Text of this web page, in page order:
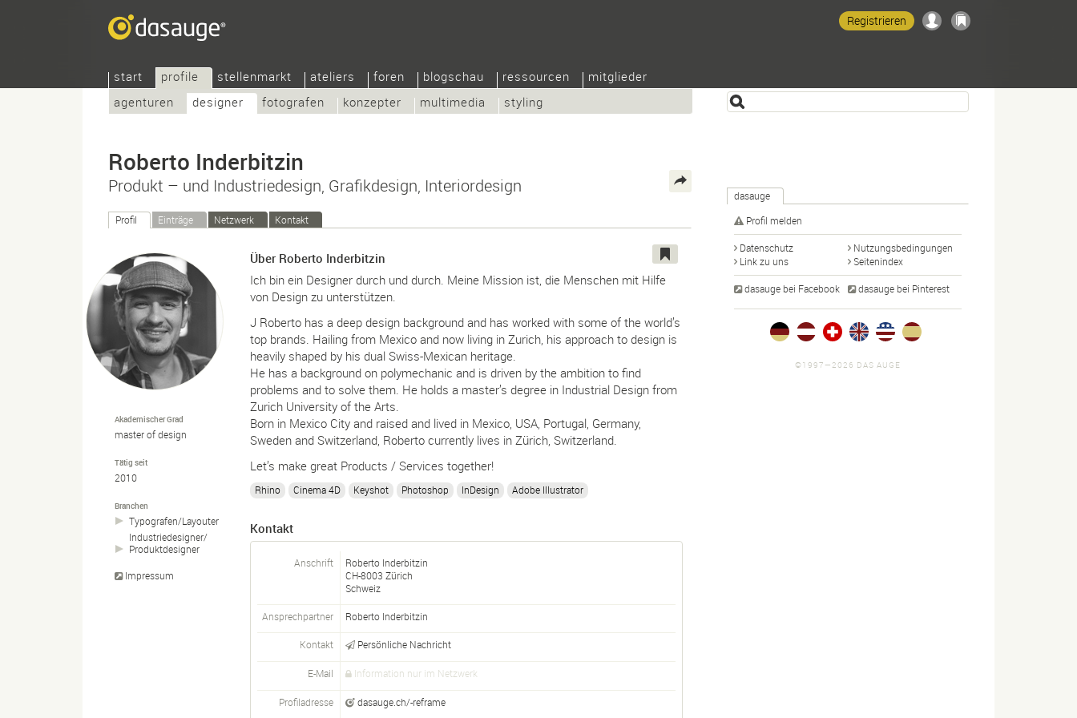
start
profile
agenturen
designer fotografen konzepter multimedia styling
stellenmarkt ateliers foren blogschau ressourcen mitglieder
Registrieren
Roberto Inderbitzin
Produkt – und Industriedesign, Grafikdesign, Interiordesign
Profil Einträge Netzwerk Kontakt
Akademischer Grad
master of design
Tätig seit
2010
Branchen
Typografen/Layouter
Industriedesigner/
Produktdesigner
Impressum
Über Roberto Inderbitzin
Ich bin ein Designer durch und durch. Meine Mission ist, die Menschen mit Hilfe
von Design zu unterstützen.
J Roberto has a deep design background and has worked with some of the world’s
top brands. Hailing from Mexico and now living in Zurich, his approach to design is
heavily shaped by his dual Swiss-Mexican heritage.
He has a background on polymechanic and is driven by the ambition to find
problems and to solve them. He holds a master’s degree in Industrial Design from
Zurich University of the Arts.
Born in Mexico City and raised and lived in Mexico, USA, Portugal, Germany,
Sweden and Switzerland, Roberto currently lives in Zürich, Switzerland.
Let’s make great Products / Services together!
Rhino Cinema 4D Keyshot Photoshop InDesign Adobe Illustrator
Kontakt
Anschrift
Roberto Inderbitzin
CH-8003 Zürich
Schweiz
Ansprechpartner Roberto Inderbitzin
Kontakt Persönliche Nachricht
E-Mail Information nur im Netzwerk
Profiladresse dasauge.ch/-reframe
dasauge
Profil melden
Datenschutz
Nutzungsbedingungen
Link zu uns
Seitenindex
dasauge bei Facebook dasauge bei Pinterest
©1997—2026 DAS AUGE